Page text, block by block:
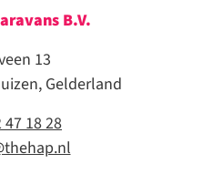
B.V.
13
Gelderland
47 18 28